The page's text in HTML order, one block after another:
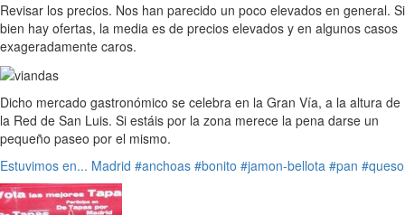
Revisar los precios. Nos han parecido un poco elevados en general. Si
bien hay ofertas, la media es de precios elevados y en algunos casos
exageradamente caros.
Dicho mercado gastronómico se celebra en la Gran Vía, a la altura de
la Red de San Luis. Si estáis por la zona merece la pena darse un
pequeño paseo por el mismo.
Estuvimos en... Madrid #anchoas #bonito #jamon-bellota #pan #queso